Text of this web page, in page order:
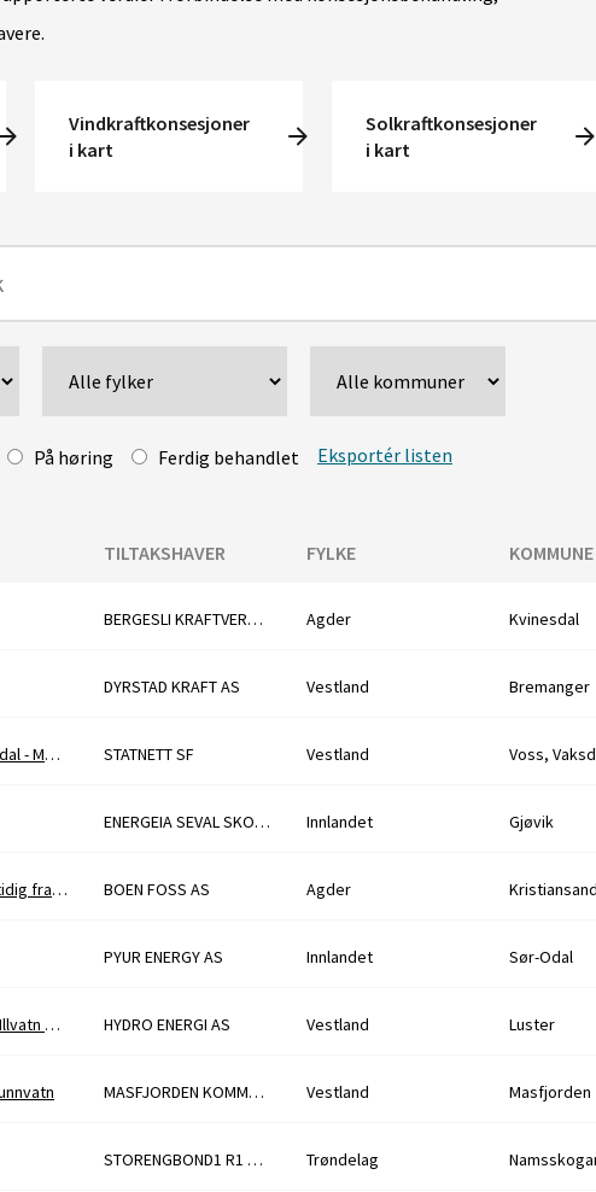
Vindkraftkonsesjoner
i kart
Solkraftkonsesjoner
i kart
På høring Ferdig behandlet Eksportér listen
TILTAKSHAVER FYLKE KOMMUNE
BERGESLI KRAFTVERK AS Agder Kvinesdal
DYRSTAD KRAFT AS Vestland Bremanger
Oppsett av monomastrekke Refsdal - Modalen STATNETT SF Vestland
ENERGEIA SEVAL SKOG AS Innlandet Gjøvik
Søknad om forlengelse av midlertidig fravik fra konsesjonsvilkår for Boenfoss kraftverk BOEN FOSS AS Agder Kristiansand
PYUR ENERGY AS Innlandet Sør-Odal
132 kV nettilknytning til Øyane og Illvatn kraftverk HYDRO ENERGI AS Vestland Luster
MASFJORDEN KOMMUNE Vestland Masfjorden
STORENGBOND1 R1 1R-GI Trøndelag